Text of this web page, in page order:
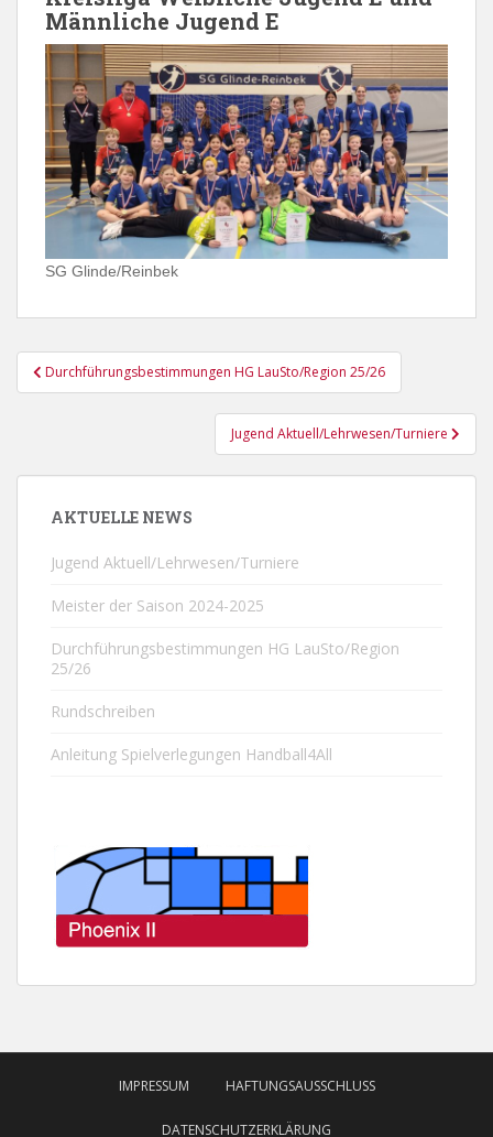
Männliche Jugend E
SG Glinde/Reinbek
Beitragsnavigation
Durchführungsbestimmungen HG LauSto/Region 25/26
Jugend Aktuell/Lehrwesen/Turniere
AKTUELLE NEWS
Jugend Aktuell/Lehrwesen/Turniere
Meister der Saison 2024-2025
Durchführungsbestimmungen HG LauSto/Region
25/26
Rundschreiben
Anleitung Spielverlegungen Handball4All
IMPRESSUM HAFTUNGSAUSSCHLUSS
DATENSCHUTZERKLÄRUNG